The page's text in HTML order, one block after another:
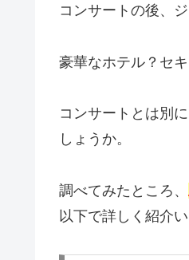
コンサートの後、
豪華なホテル？セ
コンサートとは別
しょうか。
調べてみたところ、
以下で詳しく紹介い